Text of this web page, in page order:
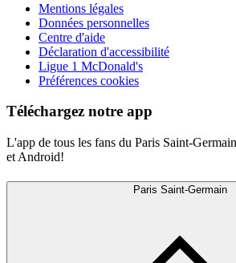
Mentions légales
Données personnelles
Centre d'aide
Déclaration d'accessibilité
Ligue 1 McDonald's
Préférences cookies
Téléchargez notre app
L'app de tous les fans du Paris Saint-
et Android!
Paris Saint-Germain